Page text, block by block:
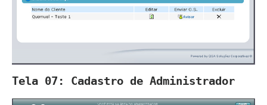
Tela 07: Cadastro de Administrador